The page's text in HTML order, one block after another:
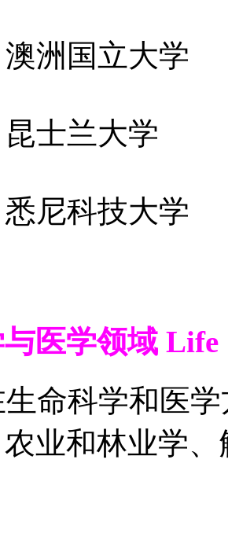
洲国立大学
士兰大学
尼科技大学
医学领域 Life
生命科学和医
业和林业学